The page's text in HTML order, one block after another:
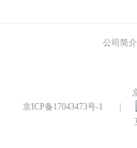
公司简介
京ICP备17043473号-1